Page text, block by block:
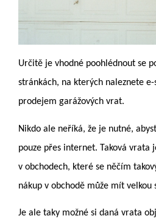
Určitě je vhodné poohlédnout se
stránkách, na kterých naleznete
prodejem garážových vrat.
Nikdo ale neříká, že je nutné,
pouze přes internet. Taková vrata
v obchodech, které se něčím
nákup v obchodě může mít velkou
Je ale taky možné si daná vrata